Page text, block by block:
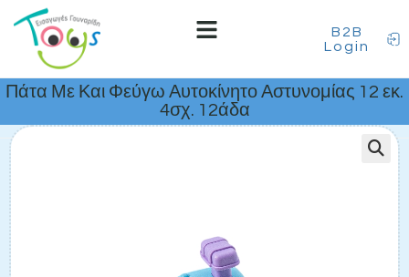
B2B
Login
Πάτα Με Και Φεύγω Αυτοκίνητο Αστυνομίας 12 εκ.
4σχ. 12άδα